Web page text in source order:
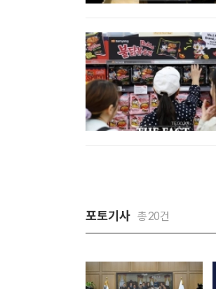
포토기사 총20건